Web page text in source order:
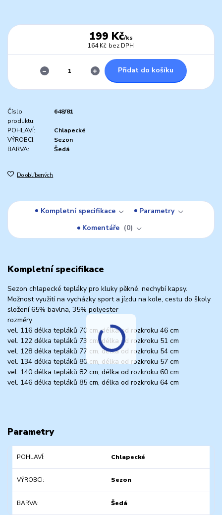
199 Kč/ks
164 Kč bez DPH
Přidat do košíku
Číslo
produktu:
648/81
POHLAVÍ:
Chlapecké
VÝROBCI:
Sezon
BARVA:
Šedá
Do oblíbených
Kompletní specifikace
Parametry
Komentáře
0
Kompletní specifikace
Sezon chlapecké tepláky pro kluky pěkné, nechybí kapsy.
Možnost využití na vycházky sport a jízdu na kole, cestu do školy
složení 65% bavlna, 35% polyester
rozměry
vel. 116 délka tepláků 70 cm, délka od rozkroku 46 cm
vel. 122 délka tepláků 73 cm, délka od rozkroku 51 cm
vel. 128 délka tepláků 77 cm, délka od rozkroku 54 cm
vel. 134 délka tepláků 80 cm, délka od rozkroku 57 cm
vel. 140 délka tepláků 82 cm, délka od rozkroku 60 cm
vel. 146 délka tepláků 85 cm, délka od rozkroku 64 cm
Parametry
POHLAVÍ Chlapecké
VÝROBCI Sezon
BARVA Šedá